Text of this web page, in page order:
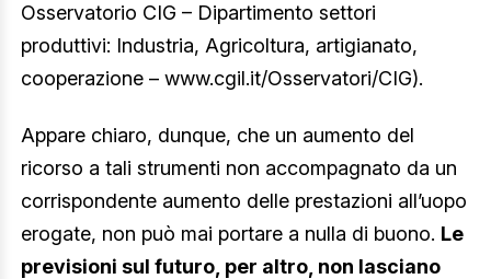
Osservatorio CIG – Dipartimento settori
produttivi: Industria, Agricoltura, artigianato,
cooperazione – www.cgil.it/Osservatori/CIG).
Appare chiaro, dunque, che un aumento del
ricorso a tali strumenti non accompagnato da un
corrispondente aumento delle prestazioni all’uopo
erogate, non può mai portare a nulla di buono. Le
previsioni sul futuro, per altro, non lasciano